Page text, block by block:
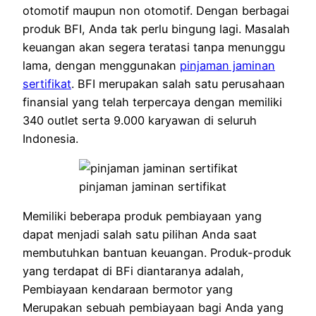
otomotif maupun non otomotif. Dengan berbagai
produk BFI, Anda tak perlu bingung lagi. Masalah
keuangan akan segera teratasi tanpa menunggu
lama, dengan menggunakan pinjaman jaminan
sertifikat. BFI merupakan salah satu perusahaan
finansial yang telah terpercaya dengan memiliki
340 outlet serta 9.000 karyawan di seluruh
Indonesia.
pinjaman jaminan sertifikat
Memiliki beberapa produk pembiayaan yang
dapat menjadi salah satu pilihan Anda saat
membutuhkan bantuan keuangan. Produk-produk
yang terdapat di BFi diantaranya adalah,
Pembiayaan kendaraan bermotor yang
Merupakan sebuah pembiayaan bagi Anda yang